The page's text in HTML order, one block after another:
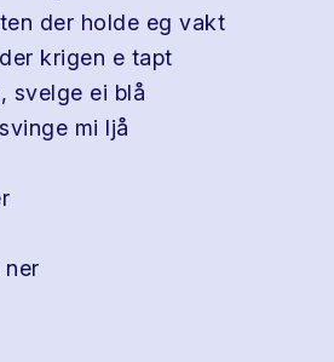
der holde eg vakt
krigen e tapt
svelge ei blå
mi ljå
ner